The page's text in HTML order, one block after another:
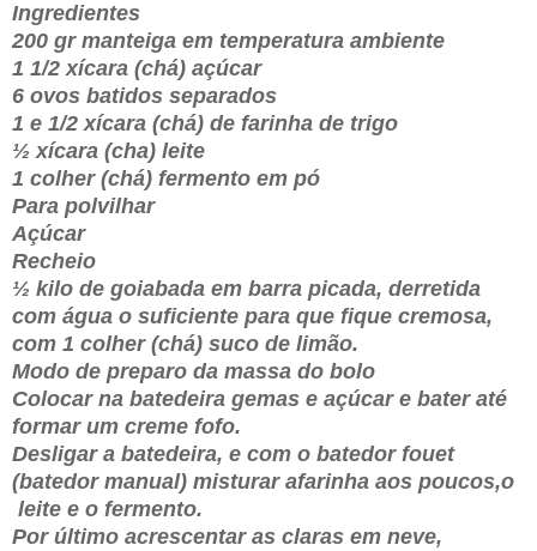
Ingredientes
200 gr manteiga em temperatura ambiente
1 1/2 xícara (chá) açúcar
6 ovos batidos separados
1 e 1/2 xícara (chá) de farinha de trigo
½ xícara (cha) leite
1 colher (chá) fermento em pó
Para polvilhar
Açúcar
Recheio
½ kilo de goiabada em barra picada, derretida
com água o suficiente para que fique cremosa,
com 1 colher (chá) suco de limão.
Modo de preparo da massa do bolo
Colocar na batedeira gemas e açúcar e bater até
formar um creme fofo.
Desligar a batedeira, e com o batedor fouet
(batedor manual) misturar afarinha aos poucos,o
leite e o fermento.
Por último acrescentar as claras em neve,